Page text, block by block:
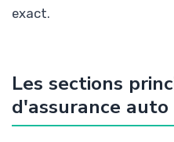
exact.
Les sections
d'assurance auto